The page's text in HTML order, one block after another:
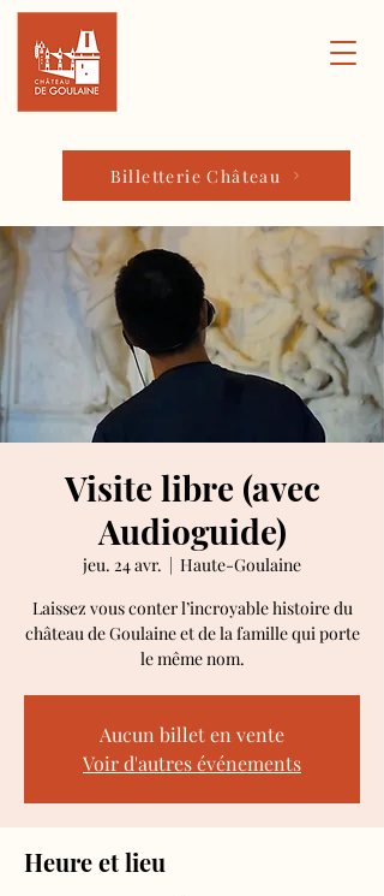
Billetterie Château
Visite libre (avec
Audioguide)
jeu. 24 avr.
  |
Haute-Goulaine
Laissez vous conter l’incroyable histoire du
château de Goulaine et de la famille qui porte
le même nom.
Aucun billet en vente
Voir d'autres événements
Heure et lieu